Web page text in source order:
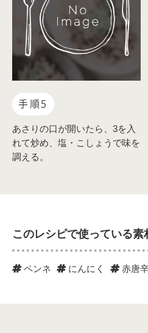
手順5
あさりの口が開いたら、3を入
れて炒め、塩・こしょうで味を
調える。
このレシピで使っている素
ペンネ にんにく 赤唐